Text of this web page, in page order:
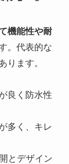
機能性や耐
。代表的な
ります。
良く防水性
多く、キレ
とデザイン